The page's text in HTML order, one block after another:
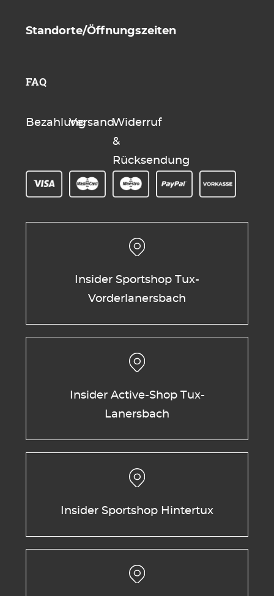
Standorte/Öffnungszeiten
FAQ
BezahlungVersandWiderruf
&
Rücksendung
Insider Sportshop Tux-
Vorderlanersbach
Insider Active-Shop Tux-
Lanersbach
Insider Sportshop Hintertux